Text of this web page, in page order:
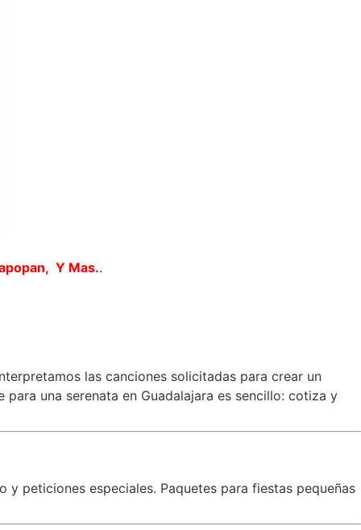
Y Mas..
las canciones solicitadas para crear un
una serenata en Guadalajara es sencillo: cotiza y
peticiones especiales. Paquetes para fiestas pequeñas